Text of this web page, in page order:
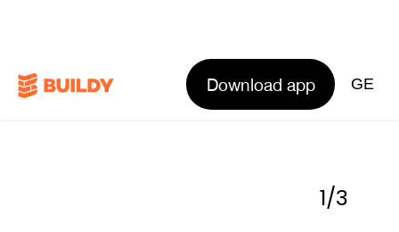
Download app GE
1/3